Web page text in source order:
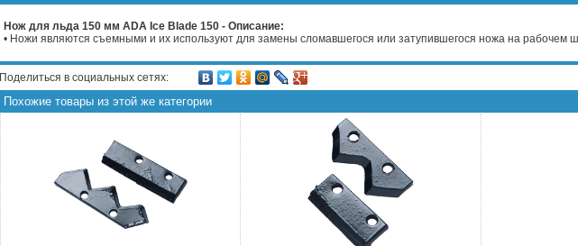
Нож для льда 150 мм ADA Ice Blade 150 - Описание:
• Ножи являются съемными и их используют для замены сломавшегося или затупившегося ножа на рабочем
Поделиться в социальных сетях:
Похожие товары из этой же категории